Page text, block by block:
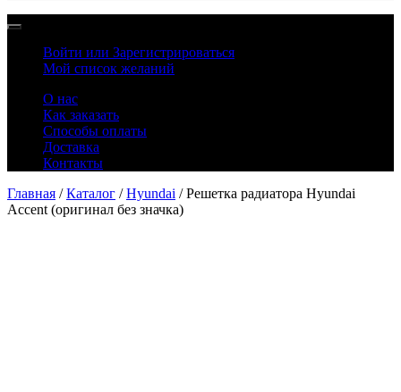
Войти или Зарегистрироваться
Мой список желаний
О нас
Как заказать
Способы оплаты
Доставка
Контакты
Главная /Каталог /Hyundai / Решетка радиатора Hyundai
Accent (оригинал без значка)